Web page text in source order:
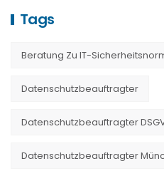
Tags
Beratung Zu IT-
Datenschutzbeauftragter
Datenschutzbeauftragter
Datenschutzbeauftragter